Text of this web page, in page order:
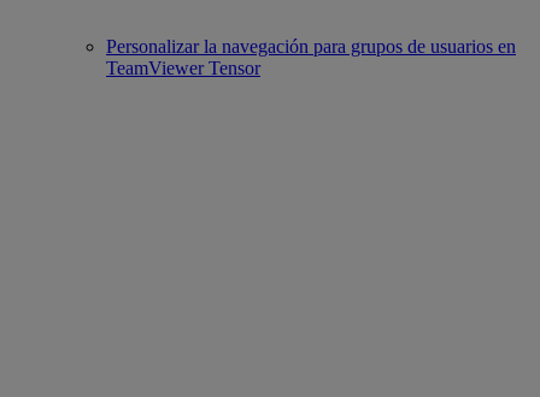
Personalizar la navegación para grupos de usuarios en
TeamViewer Tensor